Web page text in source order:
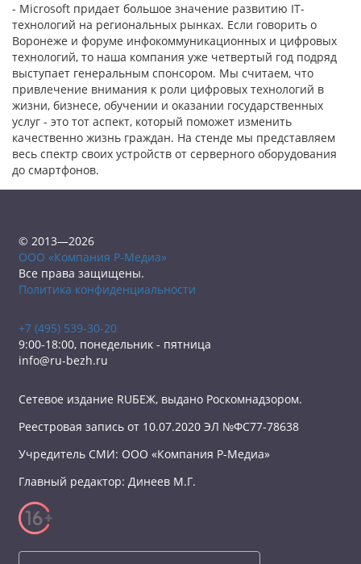
- Microsoft придает большое значение развитию IT-
технологий на региональных рынках. Если говорить о
Воронеже и форуме инфокоммуникационных и цифровых
технологий, то наша компания уже четвертый год подряд
выступает генеральным спонсором. Мы считаем, что
привлечение внимания к роли цифровых технологий в
жизни, бизнесе, обучении и оказании государственных
услуг - это тот аспект, который поможет изменить
качественно жизнь граждан. На стенде мы представляем
весь спектр своих устройств от серверного оборудования
до смартфонов.
© 2013—2026
ООО «Компания Р-Медиа»
Все права защищены.
Политика конфиденциальности
+7 (495) 539-30-20
9:00-18:00, понедельник - пятница
info@ru-bezh.ru
Сетевое издание RUБЕЖ, выдано Роскомнадзором.
Реестровая запись от 10.07.2020 ЭЛ №ФС77-78638
Учредитель СМИ: ООО «Компания Р-Медиа»
Главный редактор: Динеев М.Г.